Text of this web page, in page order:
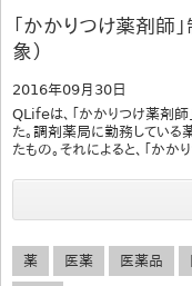
「かかりつけ薬剤師
象）
2016年09月30日
QLifeは、「かかりつけ薬剤
た。調剤薬局に勤務している
たもの。それによると、「か
薬 医薬 医薬品